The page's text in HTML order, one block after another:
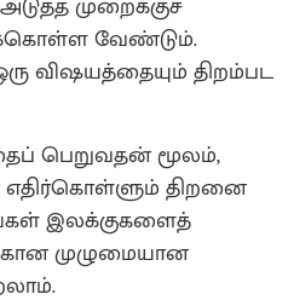
வேண்டும்.
விஷயத்தையும் திறம்பட
பெறுவதன் மூலம்,
எதிர்கொள்ளும் திறனை
இலக்குகளைத்
முழுமையான